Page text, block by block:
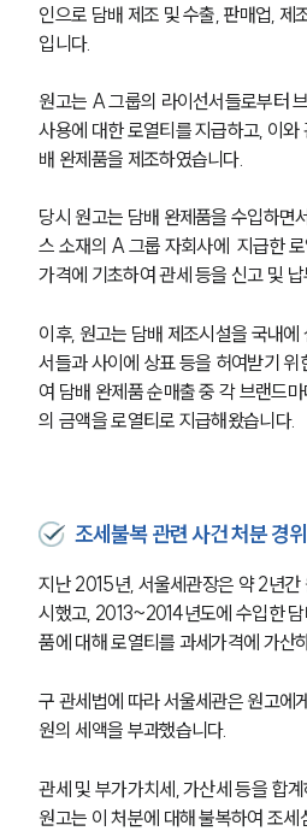
인으로 담배 제조 및 수출, 판매업, 제
입니다.
원고는 A 그룹의 라이선서들로부터
사용에 대한 로열티를 지급하고, 이
배 완제품을 제조하였습니다.
당시 원고는 담배 완제품을 수입하면
스 소재의 A 그룹 자회사에  지급한
가격에 기초하여 관세 등을 신고 및
이후, 원고는 담배 제조시설을 국내
서들과 사이에 상표 등을 허여받기
여 담배 완제품 순매출 중 각 브랜드
의 금액을 로열티로 지급해왔습니다.
조세불복 관련 사건 처분 경위
지난 2015년, 서울세관장은 약 2년간
시했고, 2013~2014년도에 수입한
품에 대해 로열티를 과세가격에 가산
구 관세법에 따라 서울세관은 원고
원의 세액을 부과했습니다.
관세 및 부가가치세, 가산세 등을 합
원고는 이 처분에 대해 불복하여 조